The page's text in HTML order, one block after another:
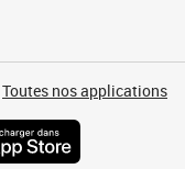
Toutes nos applications